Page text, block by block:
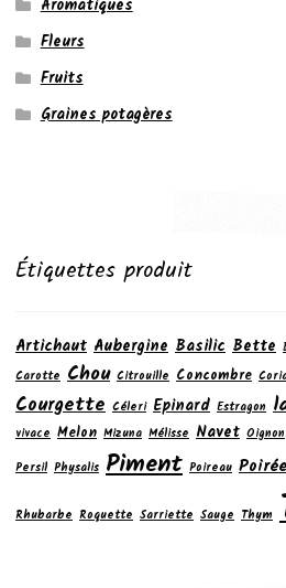
Aromatiques
Fleurs
Fruits
Graines potagères
Étiquettes produit
Artichaut Aubergine Basilic Bette
Carotte Chou Citrouille Concombre
Courgette Céleri Epinard Estragon
vivace Melon Mizuna Mélisse Navet Oignon
Persil Physalis Piment Poireau
Rhubarbe Roquette Sarriette Sauge Thym